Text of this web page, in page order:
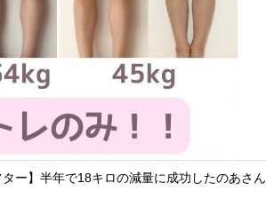
ー】半年で18キロの減量に成功したのあさん